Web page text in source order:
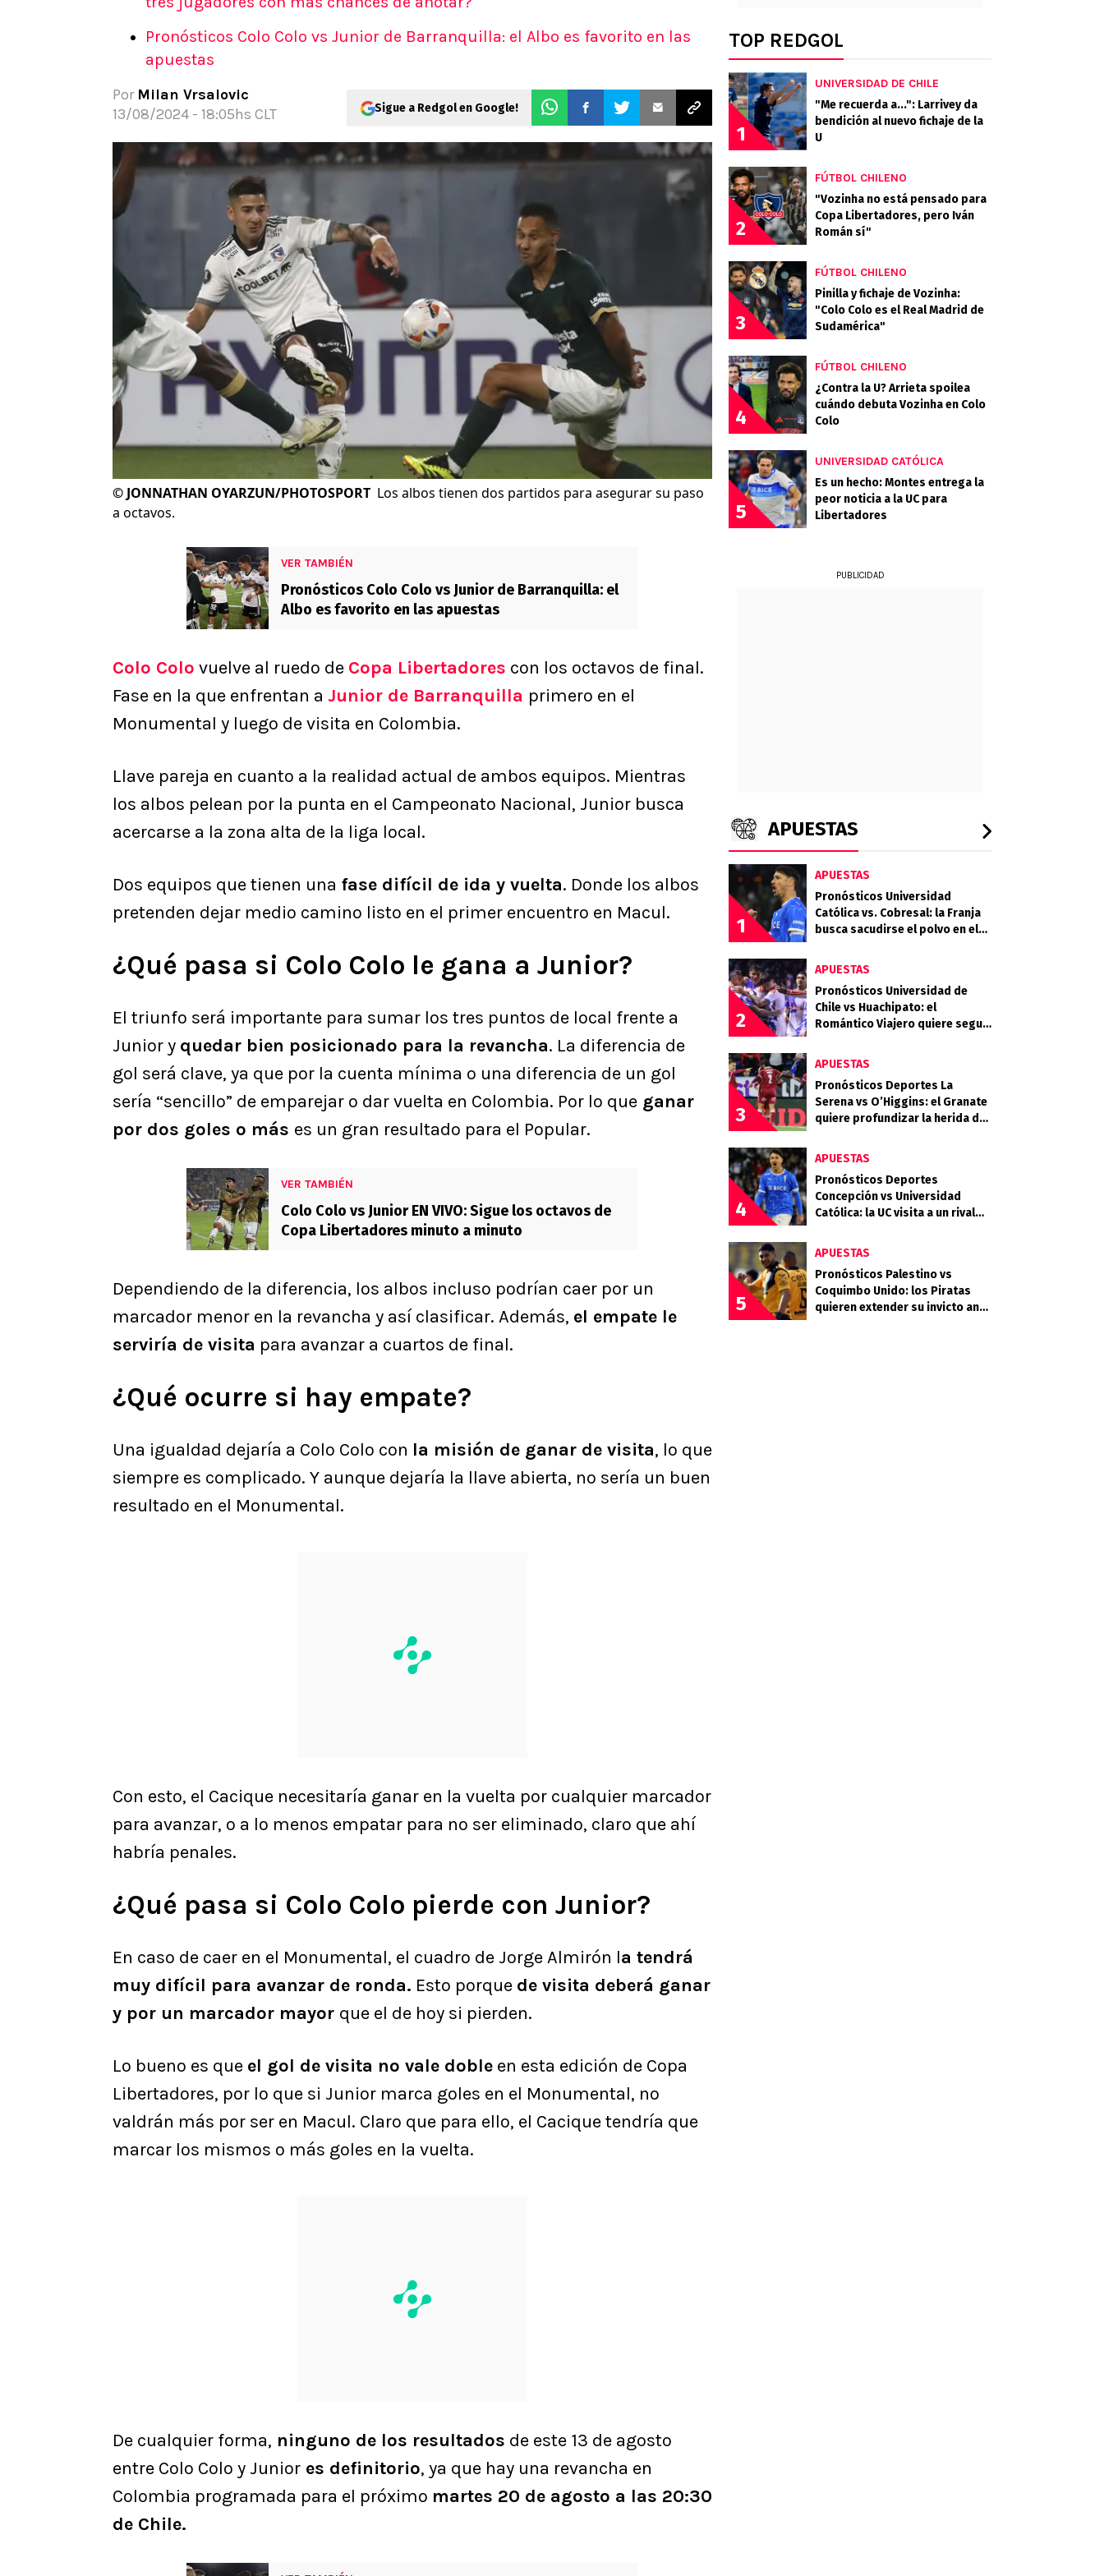
Pronósticos
Pronósticos Colo Colo vs Junior de Barranquilla: el Albo es favorito en las
apuestas
Por Milan Vrsalovic
13/08/2024 - 18:05hs CLT
Sigue a Redgol en Google!
© JONNATHAN OYARZUN/PHOTOSPORT Los albos tienen dos partidos para asegurar su paso
a octavos.
VER TAMBIÉN
Pronósticos Colo Colo vs Junior de Barranquilla: el
Albo es favorito en las apuestas
Colo Colo vuelve al ruedo de Copa Libertadores con los octavos de final.
Fase en la que enfrentan a Junior de Barranquilla primero en el
Monumental y luego de visita en Colombia.
Llave pareja en cuanto a la realidad actual de ambos equipos. Mientras
los albos pelean por la punta en el Campeonato Nacional, Junior busca
acercarse a la zona alta de la liga local.
Dos equipos que tienen una fase difícil de ida y vuelta. Donde los albos
pretenden dejar medio camino listo en el primer encuentro en Macul.
¿Qué pasa si Colo Colo le gana a Junior?
El triunfo será importante para sumar los tres puntos de local frente a
Junior y quedar bien posicionado para la revancha. La diferencia de
gol será clave, ya que por la cuenta mínima o una diferencia de un gol
sería “sencillo” de emparejar o dar vuelta en Colombia. Por lo que ganar
por dos goles o más es un gran resultado para el Popular.
VER TAMBIÉN
Colo Colo vs Junior EN VIVO: Sigue los octavos de
Copa Libertadores minuto a minuto
Dependiendo de la diferencia, los albos incluso podrían caer por un
marcador menor en la revancha y así clasificar. Además, el empate le
serviría de visita para avanzar a cuartos de final.
¿Qué ocurre si hay empate?
Una igualdad dejaría a Colo Colo con la misión de ganar de visita, lo que
siempre es complicado. Y aunque dejaría la llave abierta, no sería un buen
resultado en el Monumental.
Con esto, el Cacique necesitaría ganar en la vuelta por cualquier marcador
para avanzar, o a lo menos empatar para no ser eliminado, claro que ahí
habría penales.
¿Qué pasa si Colo Colo pierde con Junior?
En caso de caer en el Monumental, el cuadro de Jorge Almirón la tendrá
muy difícil para avanzar de ronda. Esto porque de visita deberá ganar
y por un marcador mayor que el de hoy si pierden.
Lo bueno es que el gol de visita no vale doble en esta edición de Copa
Libertadores, por lo que si Junior marca goles en el Monumental, no
valdrán más por ser en Macul. Claro que para ello, el Cacique tendría que
marcar los mismos o más goles en la vuelta.
De cualquier forma, ninguno de los resultados de este 13 de agosto
entre Colo Colo y Junior es definitorio, ya que hay una revancha en
Colombia programada para el próximo martes 20 de agosto a las 20:30
de Chile.
TOP REDGOL
1
UNIVERSIDAD DE CHILE
"Me recuerda a...": Larrivey da
bendición al nuevo fichaje de la
U
2
FÚTBOL CHILENO
"Vozinha no está pensado para
Copa Libertadores, pero Iván
Román sí"
3
FÚTBOL CHILENO
Pinilla y fichaje de Vozinha:
"Colo Colo es el Real Madrid de
Sudamérica"
4
FÚTBOL CHILENO
¿Contra la U? Arrieta spoilea
cuándo debuta Vozinha en Colo
Colo
5
UNIVERSIDAD CATÓLICA
Es un hecho: Montes entrega la
peor noticia a la UC para
Libertadores
PUBLICIDAD
APUESTAS
1
APUESTAS
Pronósticos Universidad
Católica vs. Cobresal: la Franja
busca sacudirse el polvo en el
2
APUESTAS
Pronósticos Universidad de
Chile vs Huachipato: el
Romántico Viajero quiere seguir
3
APUESTAS
Pronósticos Deportes La
Serena vs O’Higgins: el Granate
quiere profundizar la herida del
4
APUESTAS
Pronósticos Deportes
Concepción vs Universidad
Católica: la UC visita a un rival
5
APUESTAS
Pronósticos Palestino vs
Coquimbo Unido: los Piratas
quieren extender su invicto ante